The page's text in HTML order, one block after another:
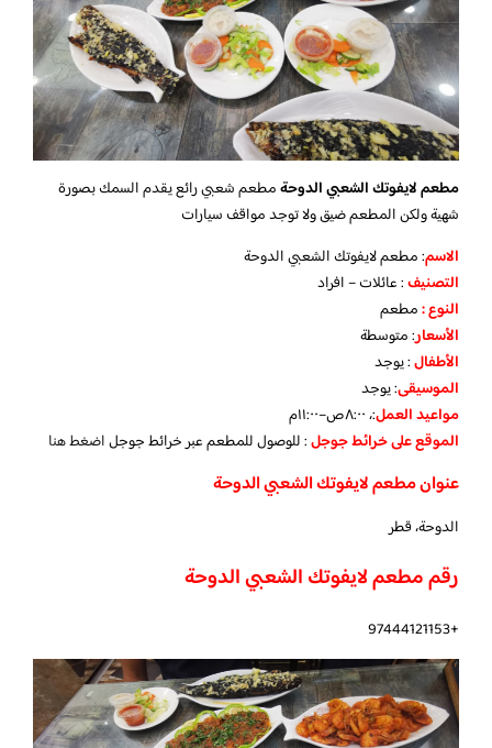
مطعم لايفوتك الشعبي الدوحةمطعم شعبي رائع يقدم السمك بصورة
شهية ولكن المطعم ضيق ولا توجد مواقف سيارات
الاسم: مطعم لايفوتك الشعبي الدوحة
التصنيف: عائلات – افراد
النوع :مطعم
الأسعار:متوسطة
الأطفال:يوجد
الموسيقى:يوجد
مواعيد العمل:، ٨:٠٠ص–١١:٠٠م
الموقع على خرائط جوجل: للوصول للمطعم عبر خرائط جوجلاضغط هنا
عنوان مطعم لايفوتك الشعبي الدوحة
الدوحة، قطر
رقم مطعم لايفوتك الشعبي الدوحة
+97444121153